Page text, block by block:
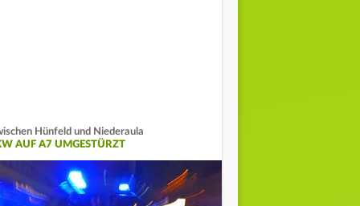
Hünfeld und Niederaula
AUF A7 UMGESTÜRZT